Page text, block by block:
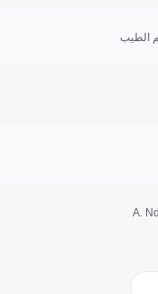
الطيب
A.